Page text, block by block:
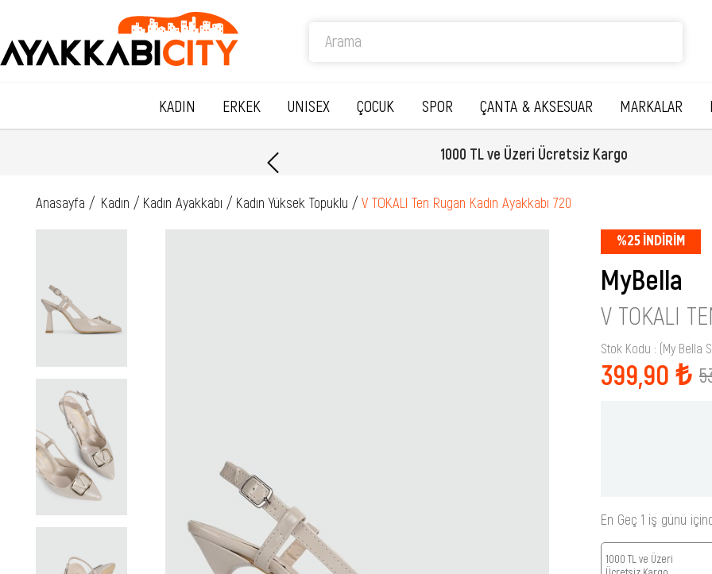
KADIN ERKEK UNISEX ÇOCUK SPOR ÇANTA & AKSESUAR MARKALAR
1000 TL ve Üzeri Ücretsiz Kargo
Anasayfa Kadın Kadın Ayakkabı Kadın Yüksek Topuklu V TOKALI Ten Rugan Kadın Ayakkabı 720
%25 İNDIRIM
MyBella
V TOKALI
Stok Kodu (My Bella
399,90 ₺
En Geç 1 iş günü
1000 TL ve Üzeri